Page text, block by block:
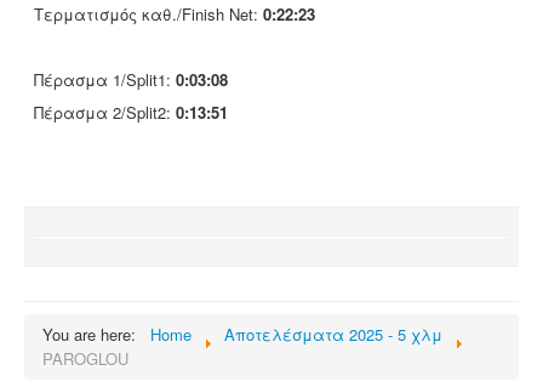
Τερματισμός καθ./Finish Net: 0:22:23
Πέρασμα 1/Split1: 0:03:08
Πέρασμα 2/Split2: 0:13:51
You are here: Home
Αποτελέσματα 2025 - 5 χλμ
PAROGLOU